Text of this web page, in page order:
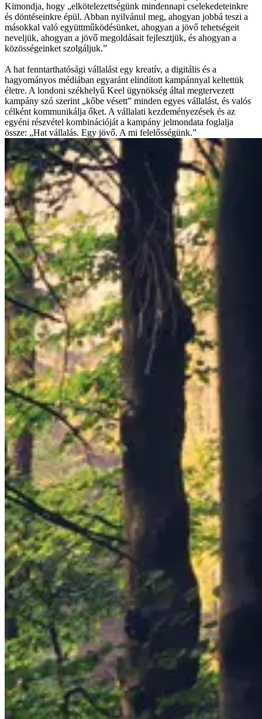
Kimondja, hogy „elkötelezettségünk mindennapi cselekedeteinkre
és döntéseinkre épül. Abban nyilvánul meg, ahogyan jobbá teszi a
másokkal való együttműködésünket, ahogyan a jövő tehetségeit
neveljük, ahogyan a jövő megoldásait fejlesztjük, és ahogyan a
közösségeinket szolgáljuk.”
A hat fenntarthatósági vállalást egy kreatív, a digitális és a
hagyományos médiában egyaránt elindított kampánnyal keltettük
életre. A londoni székhelyű Keel ügynökség által megtervezett
kampány szó szerint „kőbe vésett” minden egyes vállalást, és valós
célként kommunikálja őket. A vállalati kezdeményezések és az
egyéni részvétel kombinációját a kampány jelmondata foglalja
össze: „Hat vállalás. Egy jövő. A mi felelősségünk.”